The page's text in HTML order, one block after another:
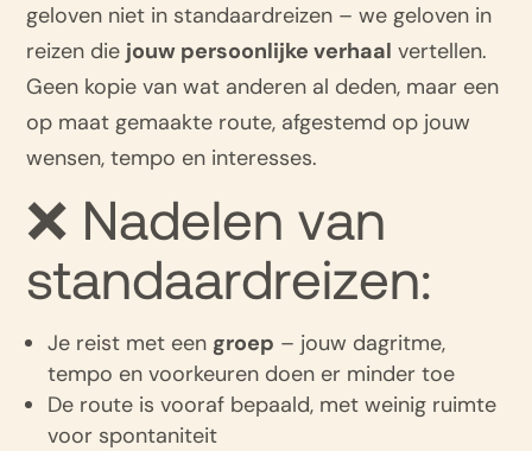
geloven niet in standaardreizen – we geloven in
reizen die jouw persoonlijke verhaal vertellen.
Geen kopie van wat anderen al deden, maar een
op maat gemaakte route, afgestemd op jouw
wensen, tempo en interesses.
❌ Nadelen van
standaardreizen:
Je reist met een groep – jouw dagritme,
tempo en voorkeuren doen er minder toe
De route is vooraf bepaald, met weinig ruimte
voor spontaniteit